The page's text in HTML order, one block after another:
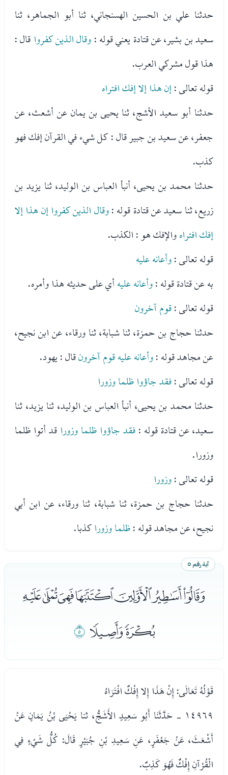
حدثنا علي بن الحسين الهسنجاني، ثنا أبو الجماهر، ثنا
سعيد بن بشير، عن قتادة يعني قوله :وقال الذين كفروا قال :
هذا قول مشركي العرب.
قوله تعالى :إن هذا إلا إفك افتراه
حدثنا أبو سعيد الأشج، ثنا يحيى بن يمان عن أشعث، عن
جعفر، عن سعيد بن جبير قال : كل شيء في القرآن إفك فهو
كذب.
حدثنا محمد بن يحيى، أنبأ العباس بن الوليد، ثنا يزيد بن
زريع، ثنا سعيد عن قتادة قوله :وقال الذين كفروا إن هذا إلا
إفك افتراهوالإفك هو : الكذب.
قوله تعالى :وأعانه عليه
به عن قتادة قوله :وأعانه عليهأي على حديثه هذا وأمره.
قوله تعالى :قوم آخرون
حدثنا حجاج بن حمزة، ثنا شبابة، ثنا ورقاء، عن ابن نجيح،
عن مجاهد قوله :وأعانه عليه قوم آخرونقال : يهود.
قوله تعالى :فقد جاؤوا ظلما وزورا
حدثنا محمد بن يحيى، أنبأ العباس بن الوليد، ثنا يزيد، ثنا
سعيد، عن قتادة قوله :فقد جاؤوا ظلما وزورا قد أتوا ظلما
وزورا.
قوله تعالى :وزورا
حدثنا حجاج بن حمزة، ثنا شبابة، ثنا ورقاء، عن ابن أبي
نجيح، عن مجاهد قوله :ظلما وزوراكذبا.
آية رقم ٥
ﭺﭻﭼﭽﭾﭿﮀ
ﮁﮂﮃ
قَوْلُهُ تَعَالَى: إِنْ هَذَا إِلا إِفْكٌ افْتَرَاهُ
١٤٩٦٩ - حَدَّثَنَا أَبُو سَعِيدٍ الأَشَجُّ، ثنا يَحْيَى بْنُ يَمَانٍ عَنْ
أَشْعَثَ، عَنْ جَعْفَرٍ، عَنِ سَعِيدِ بْنِ جُبَيْرٍ قَالَ: كُلُّ شَيْءٍ فِي
الْقُرْآنِ إِفْكٌ فَهُوَ كَذِبٌ.